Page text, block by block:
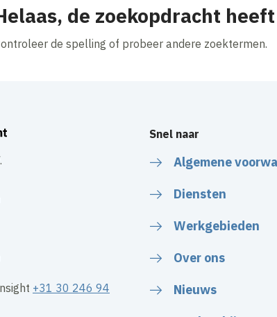
de zoekopdracht
de spelling of probeer andere zoektermen.
+31 30 246 94
Snel naar
Algemene
Diensten
Werkgebieden
Over ons
Nieuws